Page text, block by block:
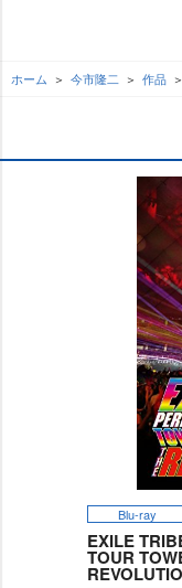
ホーム 今市隆二 作品
Blu-ray
EXILE
TOUR